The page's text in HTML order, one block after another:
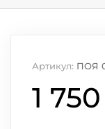
Артикул: ПОЯ
1 750